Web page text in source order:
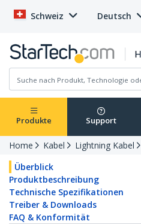
Schweiz Deutsch
Produkte Support
Home Kabel Lightning Kabel
Überblick
Produktbeschreibung
Technische Spezifikationen
Treiber & Downloads
FAQ & Konformität